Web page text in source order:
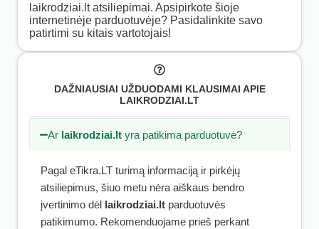
laikrodziai.lt atsiliepimai. Apsipirkote šioje
internetinėje parduotuvėje? Pasidalinkite savo
patirtimi su kitais vartotojais!
DAŽNIAUSIAI UŽDUODAMI KLAUSIMAI APIE
LAIKRODZIAI.LT
Ar laikrodziai.lt yra patikima parduotuvė?
Pagal eTikra.LT turimą informaciją ir pirkėjų
atsiliepimus, šiuo metu nėra aiškaus bendro
įvertinimo dėl laikrodziai.lt parduotuvės
patikimumo. Rekomenduojame prieš perkant